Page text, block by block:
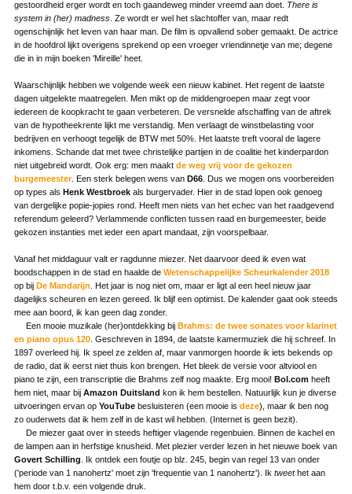
gestoordheid erger wordt en toch gaandeweg minder vreemd aan doet. There is
system in (her) madness. Ze wordt er wel het slachtoffer van, maar redt
ogenschijnlijk het leven van haar man. De film is opvallend sober gemaakt. De actrice
in de hoofdrol lijkt overigens sprekend op een vroeger vriendinnetje van me; degene
die in in mijn boeken 'Mireille' heet.
Waarschijnlijk hebben we volgende week een nieuw kabinet. Het regent de laatste
dagen uitgelekte maatregelen. Men mikt op de middengroepen maar zegt voor
iedereen de koopkracht te gaan verbeteren. De versnelde afschaffing van de aftrek
van de hypotheekrente lijkt me verstandig. Men verlaagt de winstbelasting voor
bedrijven en verhoogt tegelijk de BTW met 50%. Het laatste treft vooral de lagere
inkomens. Schande dat met twee christelijke partijen in de coalitie het kinderpardon
niet uitgebreid wordt. Ook erg: men maakt de weg vrij voor de gekozen
burgemeester. Een sterk belegen wens van D66. Dus we mogen ons voorbereiden
op types als Henk Westbroekals burgervader. Hier in de stad lopen ook genoeg
van dergelijke popie-jopies rond. Heeft men niets van het echec van het raadgevend
referendum geleerd? Verlammende conflicten tussen raad en burgemeester, beide
gekozen instanties met ieder een apart mandaat, zijn voorspelbaar.
Vanaf het middaguur valt er ragdunne miezer. Net daarvoor deed ik even wat
boodschappen in de stad en haalde de Wetenschappelijke Scheurkalender 2018
op bij De Mandarijn . Het jaar is nog niet om, maar er ligt al een heel nieuw jaar
dagelijks scheuren en lezen gereed. Ik blijf een optimist. De kalender gaat ook steeds
mee aan boord, ik kan geen dag zonder.
Een mooie muzikale (her)ontdekking bij Brahms: de twee sonates voor klarinet
en piano opus 120. Geschreven in 1894, de laatste kamermuziek die hij schreef. In
1897 overleed hij. Ik speel ze zelden af, maar vanmorgen hoorde ik iets bekends op
de radio, dat ik eerst niet thuis kon brengen. Het bleek de versie voor altviool en
piano te zijn, een transcriptie die Brahms zelf nog maakte. Erg mooi! Bol.comheeft
hem niet, maar bij Amazon Duitsland kon ik hem bestellen. Natuurlijk kun je diverse
uitvoeringen ervan op YouTubebesluisteren (een mooie is deze), maar ik ben nog
zo ouderwets dat ik hem zelf in de kast wil hebben. (Internet is geen bezit).
De miezer gaat over in steeds heftiger vlagende regenbuien. Binnen de kachel en
de lampen aan in herfstige knusheid. Met plezier verder lezen in het nieuwe boek van
Govert Schilling . Ik ontdek een foutje op blz. 245, begin van regel 13 van onder
('periode van 1 nanohertz' moet zijn 'frequentie van 1 nanohertz'). Ik tweethet aan
hem door t.b.v. een volgende druk.